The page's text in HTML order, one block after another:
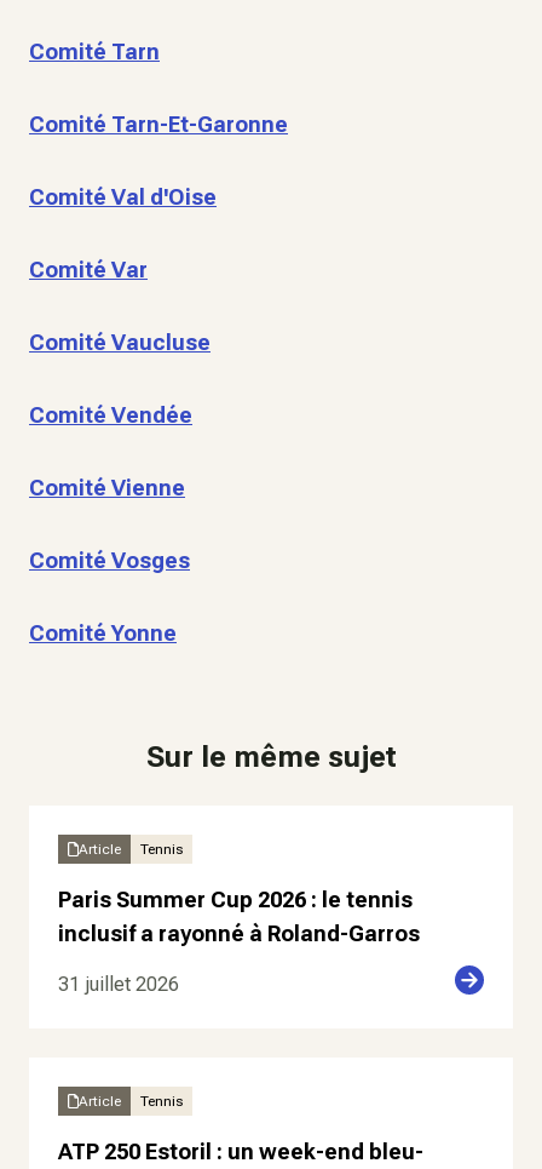
Comité Tarn
Comité Tarn-Et-Garonne
Comité Val d'Oise
Comité Var
Comité Vaucluse
Comité Vendée
Comité Vienne
Comité Vosges
Comité Yonne
Sur le même sujet
Article Tennis
Paris Summer Cup 2026 : le tennis
inclusif a rayonné à Roland-Garros
31 juillet 2026
Article Tennis
ATP 250 Estoril : un week-end bleu-